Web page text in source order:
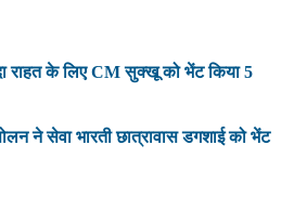
राहत के लिए CM सुक्खू को भेंट किया 5
ने सेवा भारती छात्रावास डगशाई को भेंट